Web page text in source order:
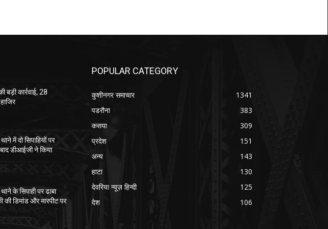
बड़ी कार्रवाई, 28
में दो सिपाहियों पर
डीआईजी ने किया
के सिपाही पर ढाबा
डिमांड और मारपीट पर
POPULAR CATEGORY
कुशीनगर समाचार
1341
पडरौना
383
कसया
309
प्रदेश
151
अन्य
143
हाटा
130
देवरिया न्यूज़ हिन्दी
125
देश
106